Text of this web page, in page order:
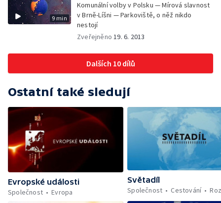
9 min
Komunální volby v Polsku — Mírová slavnost
v Brně-Líšni — Parkoviště, o něž nikdo
nestojí
Zveřejněno19. 6. 2013
Dalších 10 dílů
Ostatní také sledují
Evropské události
Společnost
Evropa
Světadíl
Společnost
Cestování